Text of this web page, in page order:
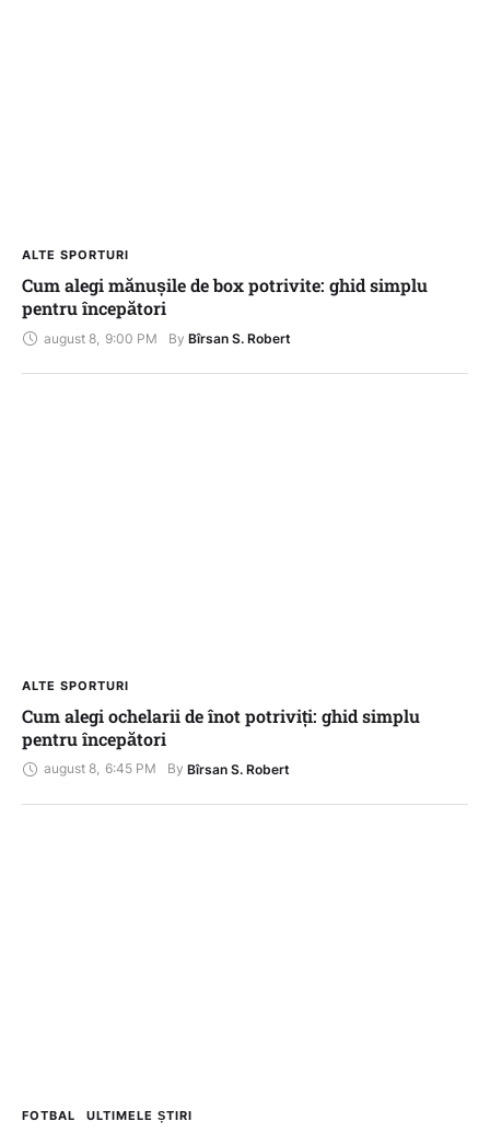
ALTE SPORTURI
Cum alegi mănușile de box potrivite: ghid simplu
pentru începători
august 8 9:00 PM By Bîrsan S. Robert
ALTE SPORTURI
Cum alegi ochelarii de înot potriviți: ghid simplu
pentru începători
august 8, 6:45 PM By Bîrsan S. Robert
FOTBAL ULTIMELE ȘTIRI